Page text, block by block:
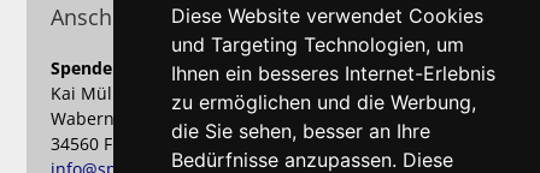
Diese Website verwendet Cookies
und Targeting Technologien, um
Ihnen ein besseres Internet-Erlebnis
zu ermöglichen und die Werbung,
die Sie sehen, besser an Ihre
Bedürfnisse anzupassen. Diese
Anschrift
Spendentruck - Dein Name auf Tour
Kai Müller
Waberner Str. 39
34560 Fritzlar